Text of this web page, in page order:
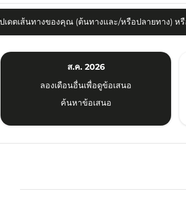
เดตเส้นทางของคุณ (ต้นทางและ/หรือปลายทาง) ห
ส.ค. 2026
ลองเดือนอื่นเพื่อดูข้อเสนอ
ค้นหาข้อเสนอ